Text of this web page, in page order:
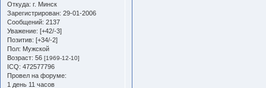
Откуда: г. Минск
Зарегистрирован: 29-01-2006
Сообщений: 2137
Уважение: [+42/-3]
Позитив: [+34/-2]
Пол: Мужской
Возраст: 56 [1969-12-10]
ICQ: 472577796
Провел на форуме:
1 день 11 часов